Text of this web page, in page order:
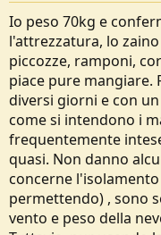
Io peso 70kg e
l'attrezzatura, lo
piccozze, ramponi,
piace pure mangiare.
diversi giorni e con
come si intendono i
frequentemente
quasi. Non danno
concerne
permettendo) , sono
vento e peso della